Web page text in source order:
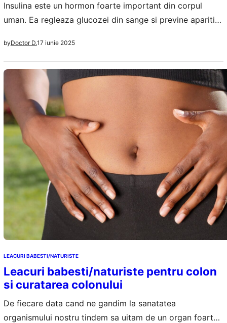
Insulina este un hormon foarte important din corpul
uman. Ea regleaza glucozei din sange si previne aparitia
rezistenta la insulina si efectele sale nu mai sunt cele
asteptate va fi nevoie de o interventie rapida pentru a nu
se ajunge la complicatii nedorite si la diabet de tip…
byDoctor D.17 iunie 2025
LEACURI BABESTI/NATURISTE
Leacuri babesti/naturiste pentru colon
si curatarea colonului
De fiecare data cand ne gandim la sanatatea
organismului nostru tindem sa uitam de un organ foarte